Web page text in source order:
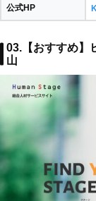
公式HP
03.【おすすめ】
山